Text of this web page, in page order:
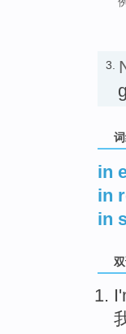
3.
in
in
in